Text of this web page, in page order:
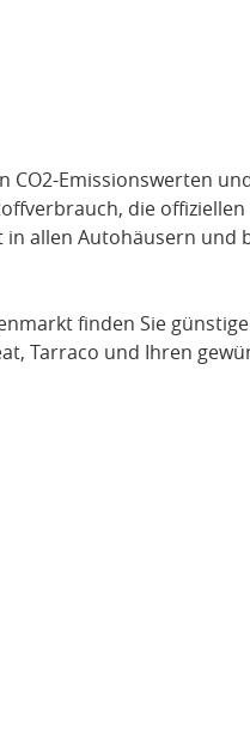
Emissionswerten
die offiziellen
allen Autohäusern und
finden Sie günstige
, Tarraco und Ihren